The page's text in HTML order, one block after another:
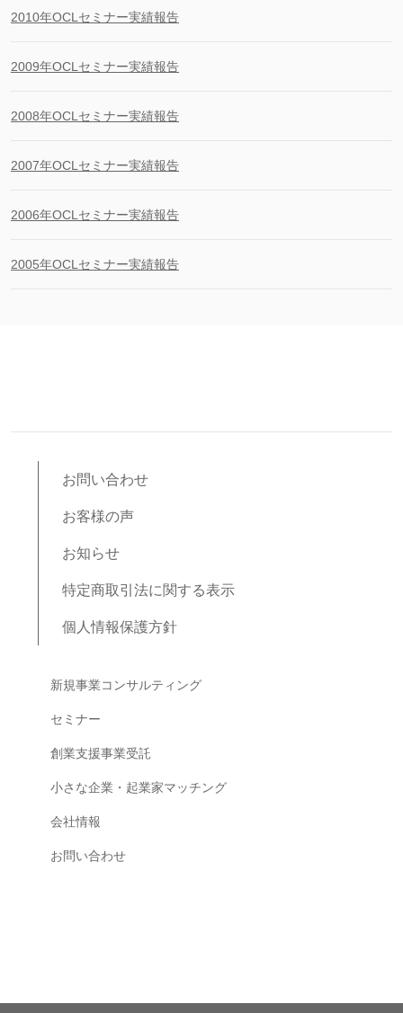
2010年OCLセミナー実績報告
2009年OCLセミナー実績報告
2008年OCLセミナー実績報告
2007年OCLセミナー実績報告
2006年OCLセミナー実績報告
2005年OCLセミナー実績報告
お問い合わせ
お客様の声
お知らせ
特定商取引法に関する表示
個人情報保護方針
新規事業コンサルティング
セミナー
創業支援事業受託
小さな企業・起業家マッチング
会社情報
お問い合わせ